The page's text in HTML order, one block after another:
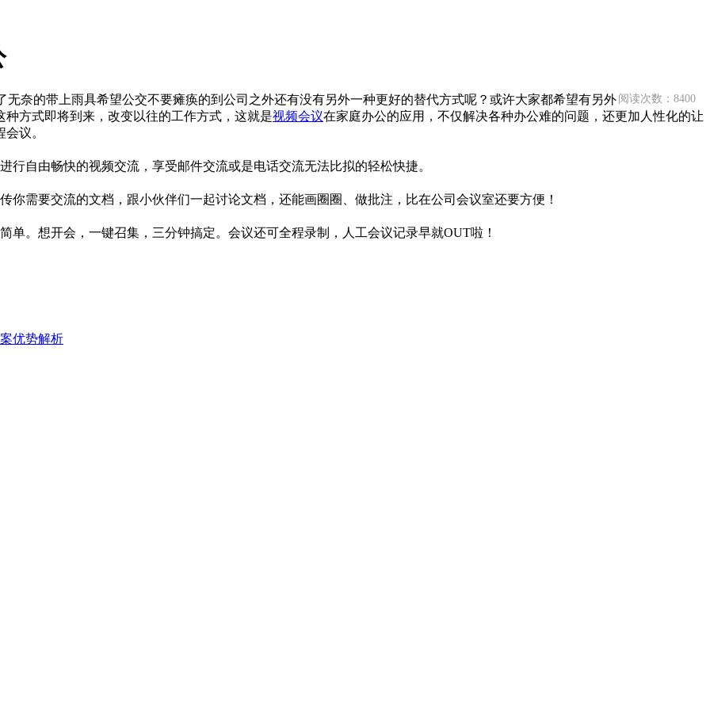
阅读次数：8400
无奈的带上雨具希望公交不要瘫痪的到公司之外还有没有另外一种更好的替代方式呢？或许大家都希望有另外
方式即将到来，改变以往的工作方式，这就是视频会议在家庭办公的应用，不仅解决各种办公难的问题，还更加人性化的让
议。
自由畅快的视频交流，享受邮件交流或是电话交流无法比拟的轻松快捷。
需要交流的文档，跟小伙伴们一起讨论文档，还能画圈圈、做批注，比在公司会议室还要方便！
。想开会，一键召集，三分钟搞定。会议还可全程录制，人工会议记录早就OUT啦！
优势解析